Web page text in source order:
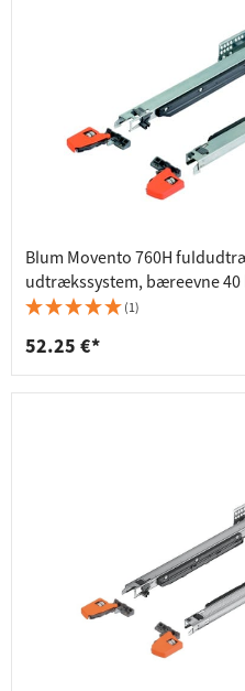
Blum Movento 760H
udtrækssystem, bæreevne
760H2500T
(1)
52.25 €*